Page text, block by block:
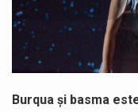
Burqua și basma